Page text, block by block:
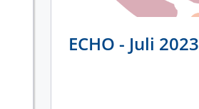
ECHO - Juli 2023